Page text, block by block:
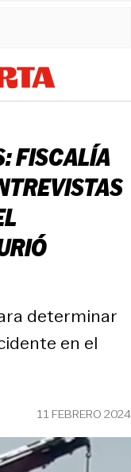
FISCALÍA
determinar
en el
11 FEBRERO 2024